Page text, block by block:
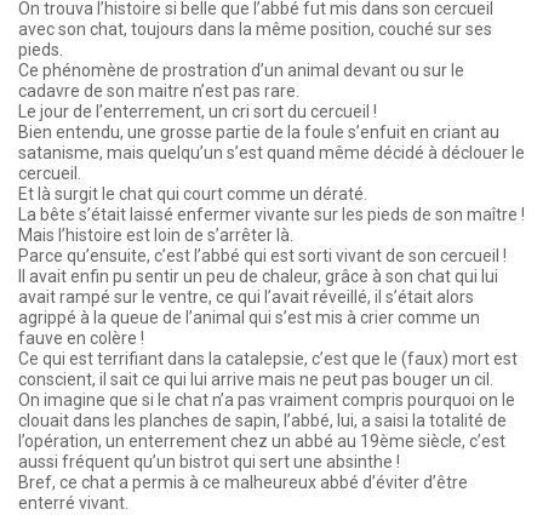
On trouva l’histoire si belle que l’abbé fut mis dans son cercueil
avec son chat, toujours dans la même position, couché sur ses
pieds.
Ce phénomène de prostration d’un animal devant ou sur le
cadavre de son maitre n’est pas rare.
Le jour de l’enterrement, un cri sort du cercueil !
Bien entendu, une grosse partie de la foule s’enfuit en criant au
satanisme, mais quelqu’un s’est quand même décidé à déclouer le
cercueil.
Et là surgit le chat qui court comme un dératé.
La bête s’était laissé enfermer vivante sur les pieds de son maître !
Mais l’histoire est loin de s’arrêter là.
Parce qu’ensuite, c’est l’abbé qui est sorti vivant de son cercueil !
Il avait enfin pu sentir un peu de chaleur, grâce à son chat qui lui
avait rampé sur le ventre, ce qui l’avait réveillé, il s’était alors
agrippé à la queue de l’animal qui s’est mis à crier comme un
fauve en colère !
Ce qui est terrifiant dans la catalepsie, c’est que le (faux) mort est
conscient, il sait ce qui lui arrive mais ne peut pas bouger un cil.
On imagine que si le chat n’a pas vraiment compris pourquoi on le
clouait dans les planches de sapin, l’abbé, lui, a saisi la totalité de
l’opération, un enterrement chez un abbé au 19ème siècle, c’est
aussi fréquent qu’un bistrot qui sert une absinthe !
Bref, ce chat a permis à ce malheureux abbé d’éviter d’être
enterré vivant.